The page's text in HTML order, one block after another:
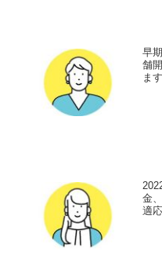
早
舗
ま
金
適